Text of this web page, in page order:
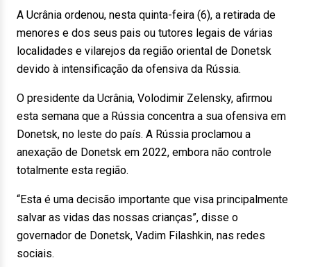
A Ucrânia ordenou, nesta quinta-feira (6), a retirada de
menores e dos seus pais ou tutores legais de várias
localidades e vilarejos da região oriental de Donetsk
devido à intensificação da ofensiva da Rússia.
O presidente da Ucrânia, Volodimir Zelensky, afirmou
esta semana que a Rússia concentra a sua ofensiva em
Donetsk, no leste do país. A Rússia proclamou a
anexação de Donetsk em 2022, embora não controle
totalmente esta região.
“Esta é uma decisão importante que visa principalmente
salvar as vidas das nossas crianças”, disse o
governador de Donetsk, Vadim Filashkin, nas redes
sociais.